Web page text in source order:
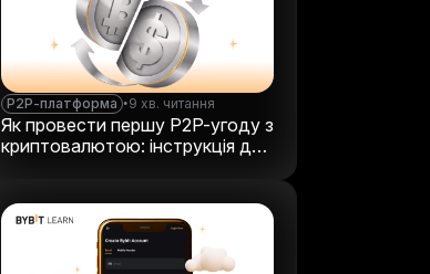
P2P-платформа •9 хв. читання
Як провести першу P2P-угоду з
криптовалютою: інструкція для